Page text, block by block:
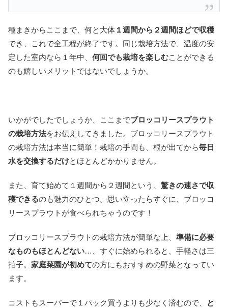
種まきからここまで、何と大体 １週間から２週間ほどで収穫
でき、これで全工程が終了です。同じ栽培方法で、温度の安
定した室内なら１年中、 何回でも栽培を楽しむことができる
のも嬉しいメリットではないでしょうか。
いかがでしたでしょうか、ここまでブロッコリースプラウト
の栽培方法をお伝えしてきました。ブロッコリースプラウト
の栽培方法は本当に簡単！栽培の手間も、根が出てから毎日
水を交換するだけとほとんどかかりません。
また、育て始めて１週間から２週間という、 驚きの速さで収
穫できるのも魅力のひとつ。思い立ったらすぐに、ブロッコ
リースプラウトが食べられちゃうのです！
ブロッコリースプラウトの栽培方法が簡単な上、 準備に必要
なものもほとんどない…、すぐに始められると、手軽さは三
拍子。 家庭菜園が初めての方にもおすすめの野菜となってい
ます。
コストもスーパーで１パック買うよりも少なく済むので、
と